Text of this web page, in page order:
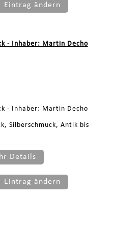
Eintrag ändern
- Inhaber: Martin Decho
- Inhaber: Martin Decho
Silberschmuck, Antik bis
Details
Eintrag ändern